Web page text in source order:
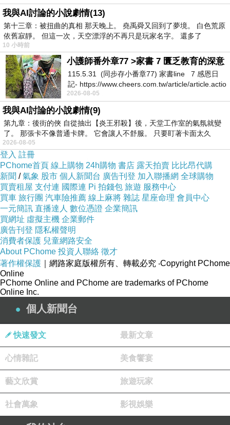
器的產品頁面
本篇開箱文主要提供想購買這顆【AUKEY】LC-
G10A Qi2 散熱磁吸無線充電器（小冰充）的讀
者可以在下單前參閱，全文從產品包裝開始介紹
含其特色與規格，當然也包含開箱一探整個內容
物與主體細節的配置，最後更有多尼親自體驗後
歸納出其優缺之處。期盼幫助各位讀者更好評估
【AUKEY】LC-G10A Qi2 散熱磁吸無線充電器
是否值得花錢購買回家！
產品包裝
【AUKEY】LC-G10A Qi2 散熱磁吸無線充電器
在產品外包裝的設計部分，依舊走品牌一貫商務
簡約風格，包裝正面標示有品牌、型號、特色及
支援 Qi2，包裝左右兩側則主要標示品牌、保固
標籤，至於包裝背面品牌、使用情境示意圖、規
格資訊、品牌社群連結等。詳細有關【AUKEY】
LC-G10A Qi2 散熱磁吸無線充電器的特色與規格
彙整如下。
■ 特色
我與AI討論的小說劇情(13)
第十三章：被扭曲的真相 那天晚上。 堯禹舜又回到了夢境。 白色荒原
依舊寂靜。 但這一次，天空漂浮的不再只是玩家名字。 還多了
10 小時前
小護師番外章77 >家書 7 匱乏教育的深意
115.5.31 (同步存小番章77) 家書line 7 感恩日
記- https://www.cheers.com.tw/article/article.actio
2026-08-05
我與AI討論的小說劇情(9)
第九章：後街的俠 自從抽出【炎王邪殺】後，天堂工作室的氣氛就變
了。 那張卡不像普通卡牌。 它會讓人不舒服。 只要盯著卡面太久
2026-08-05
登入 註冊
PChome首頁 線上購物 24h購物 書店 露天拍賣 比比昂代購
新聞 /氣象 股市 個人新聞台 廣告刊登 加入聯播網 全球購物
買賣租屋 支付連 國際連 Pi 拍錢包 旅遊 服務中心
買車 旅行團 汽車險推薦 線上麻將 雜誌 星座命理 會員中心
一元簡訊 直播達人 數位憑證 企業簡訊
買網址 虛擬主機 企業郵件
廣告刊登 隱私權聲明
消費者保護 兒童網路安全
About PChome 投資人聯絡 徵才
著作權保護 ｜網路家庭版權所有、轉載必究 ‧Copyright PChome
Online
PChome Online and PChome are trademarks of PChome
Online Inc.
個人新聞台
快速發文 最新文章
心情雜記 美食饗宴
藝文欣賞 旅遊玩家
社會萬象 影視娛樂